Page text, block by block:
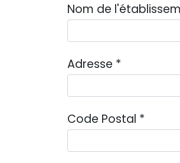
Nom de
Adresse *
Code Postal *